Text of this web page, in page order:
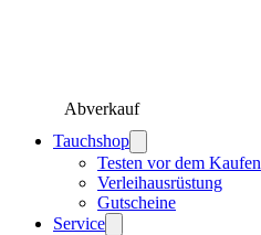
Abverkauf
Tauchshop
Testen vor dem Kaufen
Verleihausrüstung
Gutscheine
Service